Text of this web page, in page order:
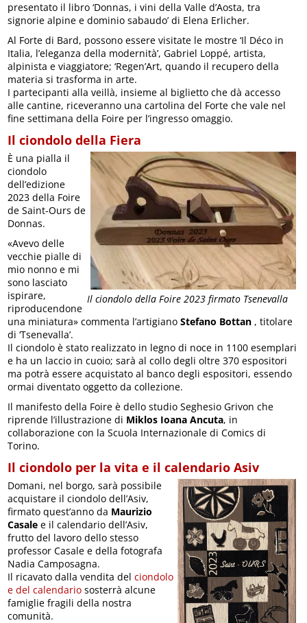
presentato il libro ‘Donnas, i vini della Valle d’Aosta, tra
signorie alpine e dominio sabaudo’ di Elena Erlicher.
Al Forte di Bard, possono essere visitate le mostre ‘Il Déco in
Italia, l’eleganza della modernità’, Gabriel Loppé, artista,
alpinista e viaggiatore; ‘Regen’Art, quando il recupero della
materia si trasforma in arte.
I partecipanti alla veillà, insieme al biglietto che dà accesso
alle cantine, riceveranno una cartolina del Forte che vale nel
fine settimana della Foire per l’ingresso omaggio.
Il ciondolo della Fiera
Il ciondolo della Foire 2023 firmato Tsenevalla
È una pialla il
ciondolo
dell’edizione
2023 della Foire
de Saint-Ours de
Donnas.
«Avevo delle
vecchie pialle di
mio nonno e mi
sono lasciato
ispirare,
riproducendone
una miniatura» commenta l’artigianoStefano Bottan , titolare
di ‘Tsenevalla’.
Il ciondolo è stato realizzato in legno di noce in 1100 esemplari
e ha un laccio in cuoio; sarà al collo degli oltre 370 espositori
ma potrà essere acquistato al banco degli espositori, essendo
ormai diventato oggetto da collezione.
Il manifesto della Foire è dello studio Seghesio Grivon che
riprende l’illustrazione di Miklos Ioana Ancuta, in
collaborazione con la Scuola Internazionale di Comics di
Torino.
Il ciondolo per la vita e il calendario Asiv
Domani, nel borgo, sarà possibile
acquistare il ciondolo dell’Asiv,
firmato quest’anno da Maurizio
Casale e il calendario dell’Asiv,
frutto del lavoro dello stesso
professor Casale e della fotografa
Nadia Camposagna.
Il ricavato dalla vendita delciondolo
e del calendario sosterrà alcune
famiglie fragili della nostra
comunità.